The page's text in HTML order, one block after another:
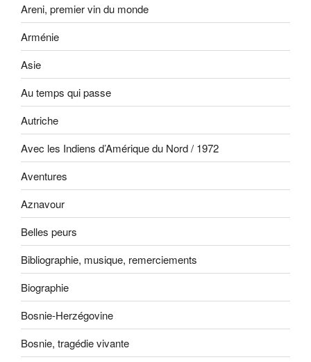
Areni, premier vin du monde
Arménie
Asie
Au temps qui passe
Autriche
Avec les Indiens d’Amérique du Nord / 1972
Aventures
Aznavour
Belles peurs
Bibliographie, musique, remerciements
Biographie
Bosnie-Herzégovine
Bosnie, tragédie vivante